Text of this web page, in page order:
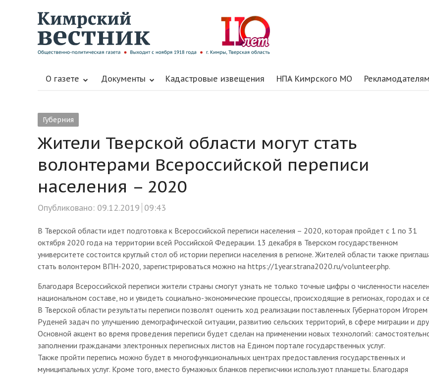
О газете Документы Кадастровые извещения НПА Кимрского МО Рекламодателям
Губерния
Жители Тверской области могут стать
волонтерами Всероссийской переписи
населения – 2020
Опубликовано: 09.12.2019 09:43
В Тверской области идет подготовка к Всероссийской переписи населения – 2020, которая пройдет с 1 по 31
октября 2020 года на территории всей Российской Федерации. 13 декабря в Тверском государственном
университете состоится круглый стол об истории переписи населения в регионе. Жителей области также
стать волонтером ВПН-2020, зарегистрироваться можно на https://1year.strana2020.ru/volunteer.php.
Благодаря Всероссийской переписи жители страны смогут узнать не только точные цифры о численности
национальном составе, но и увидеть социально-экономические процессы, происходящие в регионах, городах и
В Тверской области результаты переписи позволят оценить ход реализации поставленных Губернатором Игорем
Руденей задач по улучшению демографической ситуации, развитию сельских территорий, в сфере миграции и
Основной акцент во время проведения переписи будет сделан на применении новых технологий:
заполнении гражданами электронных переписных листов на Едином портале государственных услуг.
Также пройти перепись можно будет в многофункциональных центрах предоставления государственных и
муниципальных услуг. Кроме того, вместо бумажных бланков переписчики используют планшеты. Благодаря